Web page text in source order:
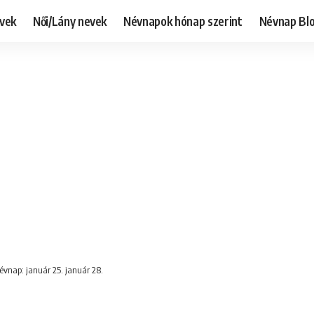
Női/Lány nevek Névnapok hónap szerint Névnap
január 25. január 28.